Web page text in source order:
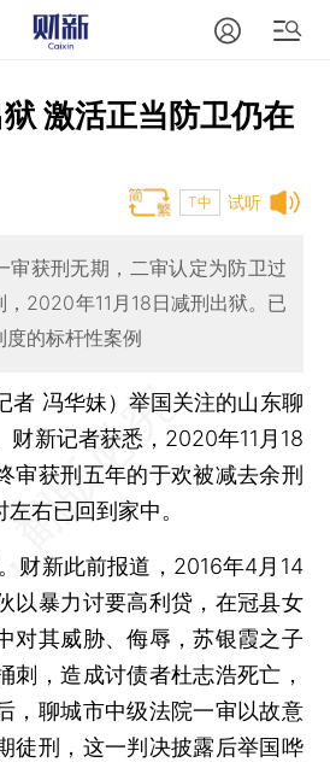
激活正当防卫仍在
试听
T中
审获刑无期，二审认定为防卫过
2020年11月18日减刑出狱。已
度的标杆性案例
者 冯华妹） 举国关注的山东聊
财新记者获悉，2020年11月18
审获刑五年的于欢被减去余刑
右已回到家中。
新此前报道，2016年4月14
以暴力讨要高利贷，在冠县女
对其威胁、侮辱，苏银霞之子
刺，造成讨债者杜志浩死亡，
，聊城市中级法院一审以故意
徒刑，这一判决披露后举国哗